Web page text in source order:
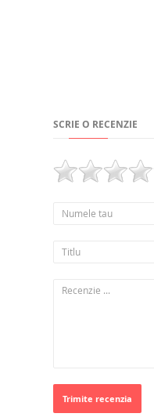
SCRIE O RECENZIE
Trimite recenzia